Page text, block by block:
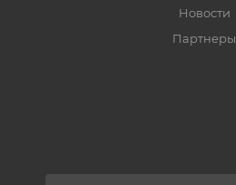
Новости
Партнеры